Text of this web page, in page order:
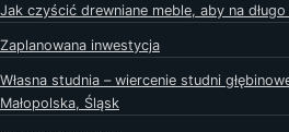
Jak czyścić drewniane meble, aby na długo
Zaplanowana inwestycja
Własna studnia – wiercenie studni
Małopolska, Śląsk